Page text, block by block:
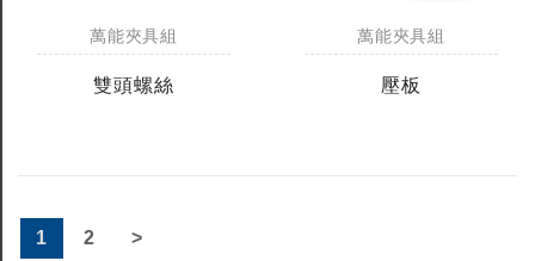
萬能夾具組
雙頭螺絲
萬能夾具組
壓板
1 2 >